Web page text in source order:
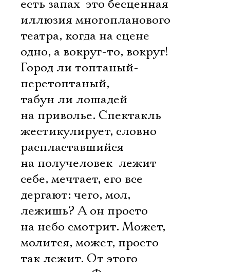
есть запах  это бесценная
иллюзия многопланового
театра, когда на сцене
одно, а вокруг-то, вокруг!
Город ли топтаный-
перетоптаный,
табун ли лошадей
на приволье. Спектакль
жестикулирует, словно
распластавшийся
на получеловек  лежит
себе, мечтает, его все
дергают: чего, мол,
лежишь? А он просто
на небо смотрит. Может,
молится, может, просто
так лежит. От этого